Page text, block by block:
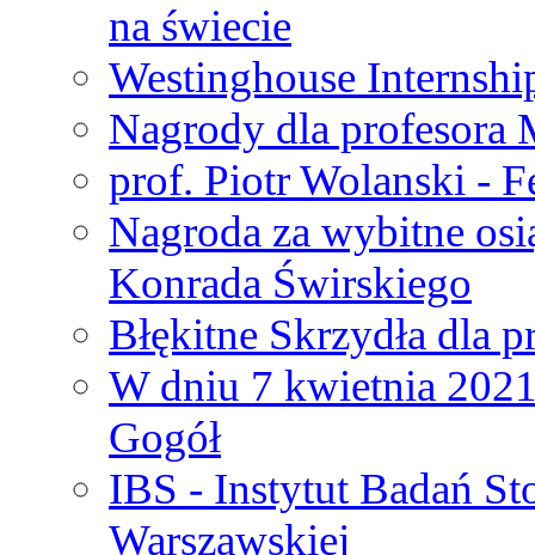
na świecie
Westinghouse
Nagrody dla profesora
prof. Piotr Wolanski -
Nagroda za wybitne
Konrada Świrskiego
Błękitne Skrzydła dla
W dniu 7 kwietnia
Gogół
IBS - Instytut Badań
Warszawskiej